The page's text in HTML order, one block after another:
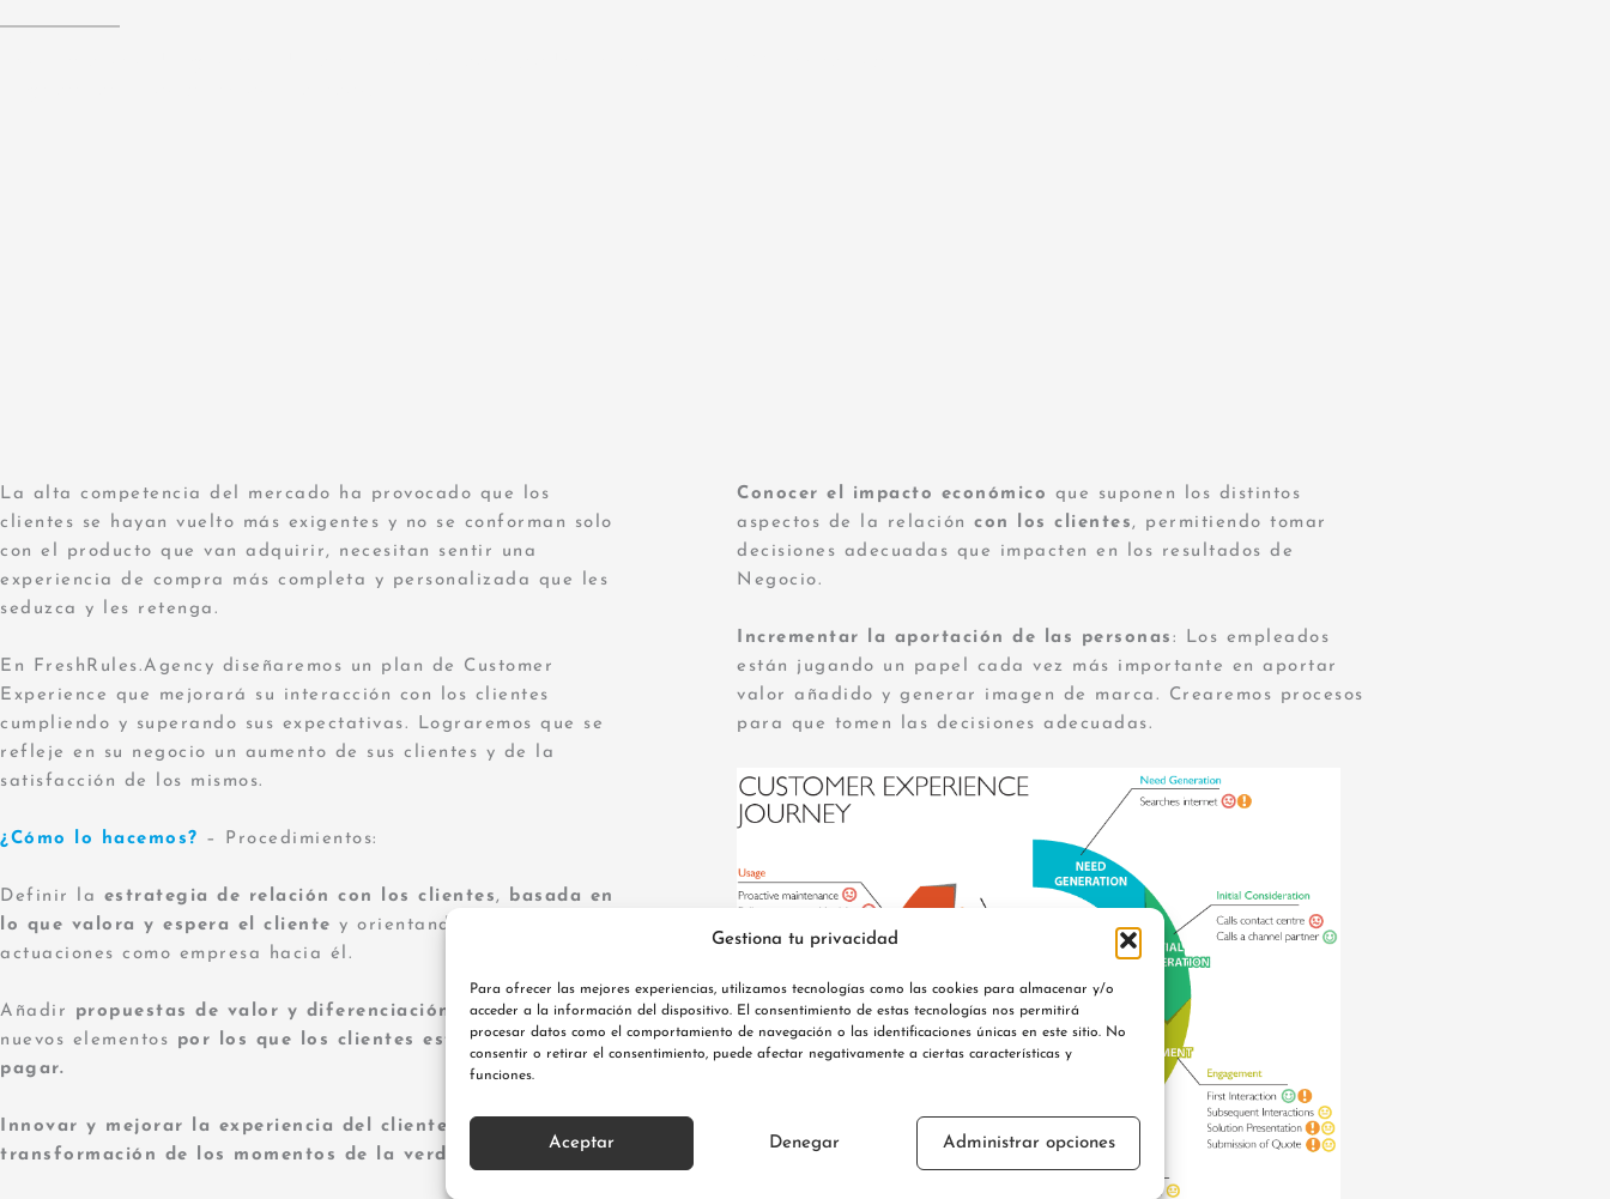
Gestiona tu privacidad
Para ofrecer las mejores experiencias, utilizamos tecnologías como las cookies para almacenar y/o
acceder a la información del dispositivo. El consentimiento de estas tecnologías nos permitirá
procesar datos como el comportamiento de navegación o las identificaciones únicas en este sitio. No
consentir o retirar el consentimiento, puede afectar negativamente a ciertas características y
funciones.
Aceptar Denegar Administrar opciones
La alta competencia del mercado ha provocado que los
clientes se hayan vuelto más exigentes y no se conforman solo
con el producto que van adquirir, necesitan sentir una
experiencia de compra más completa y personalizada que les
seduzca y les retenga.
En FreshRules.Agency diseñaremos un plan de Customer
Experience que mejorará su interacción con los clientes
cumpliendo y superando sus expectativas. Lograremos que se
refleje en su negocio un aumento de sus clientes y de la
satisfacción de los mismos.
¿Cómo lo hacemos? – Procedimientos:
Definir la estrategia de relación con los clientes ,
basada en
lo que valora y espera el cliente y orientando nuestras
actuaciones como empresa hacia él.
Añadir propuestas de valor y diferenciación
a través de
nuevos elementos por los que los clientes estén dispuestos a
pagar.
Innovar y mejorar la experiencia del cliente a través
transformación de los momentos de la verdad.
Conocer el impacto económico que suponen los distintos
aspectos de la relación con los clientes , permitiendo tomar
decisiones adecuadas que impacten en los resultados de
Negocio.
Incrementar la aportación de las personas : Los empleados
están jugando un papel cada vez más importante en aportar
valor añadido y generar imagen de marca. Crearemos procesos
para que tomen las decisiones adecuadas.